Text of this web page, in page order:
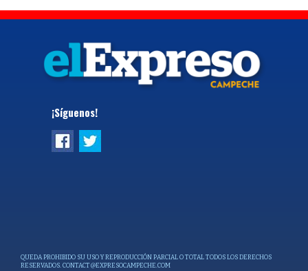
¡Síguenos!
QUEDA PROHIBIDO SU USO Y REPRODUCCIÓN PARCIAL O TOTAL TODOS LOS DERECHOS
RESERVADOS. CONTACT@EXPRESOCAMPECHE.COM